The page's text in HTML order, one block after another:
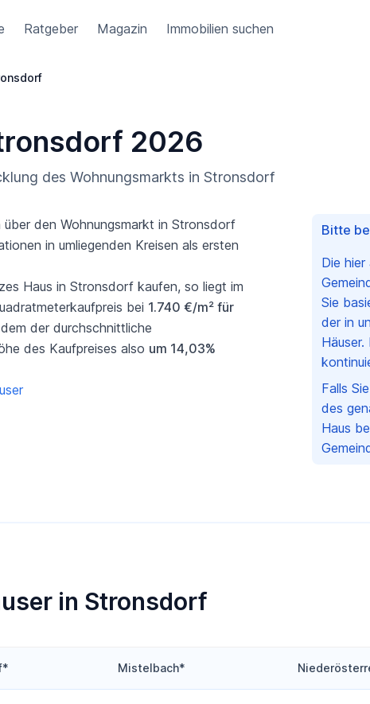
Ratgeber Magazin Immobilien suchen
2026
des Wohnungsmarkts in Stronsdorf
den Wohnungsmarkt in Stronsdorf
in umliegenden Kreisen als ersten
Haus in Stronsdorf kaufen, so liegt im
bei 1.740 €/m² für
der durchschnittliche
des Kaufpreises also um 14,03%
Bitte
Die
Sie
der in
Falls
des
Haus
in Stronsdorf
Mistelbach*